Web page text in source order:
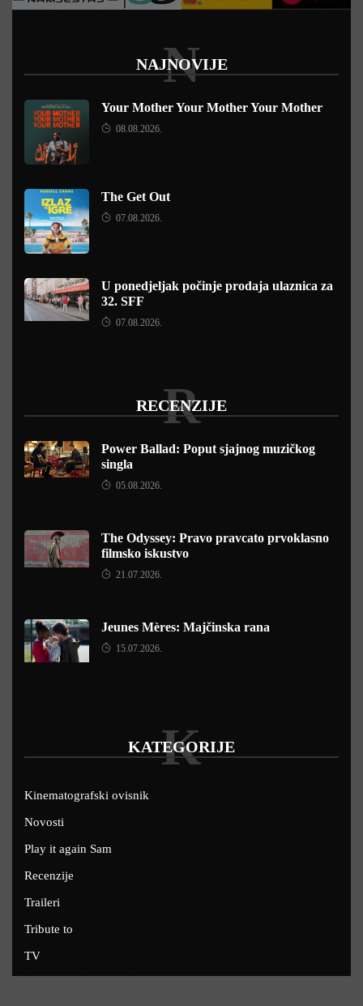
NAJNOVIJE
N
Your Mother Your Mother Your Mother
08.08.2026.
The Get Out
07.08.2026.
U ponedjeljak počinje prodaja ulaznica za
32. SFF
07.08.2026.
RECENZIJE
R
Power Ballad: Poput sjajnog muzičkog
singla
05.08.2026.
The Odyssey: Pravo pravcato prvoklasno
filmsko iskustvo
21.07.2026.
Jeunes Mères: Majčinska rana
15.07.2026.
KATEGORIJE
K
Kinematografski ovisnik
Novosti
Play it again Sam
Recenzije
Traileri
Tribute to
TV